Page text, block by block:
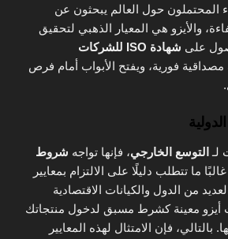
المحتملون حول العالم يبحثون عن
والأيزو هي المعيار الذهبي لتحقيق
على
شهادة ISO للشركات
فورية، ويفتح الأبواب أمام فرص
لـ التوسع الخارجي، فإنها تواجه شروط
ما تتطلب دليلًا على الالتزام بمعايير
من الدول والكيانات الاقتصادية
أيزو معينة كشرط مسبق لدخول منتجاتك
بالتالي، فإن الامتثال لهذه المعايير